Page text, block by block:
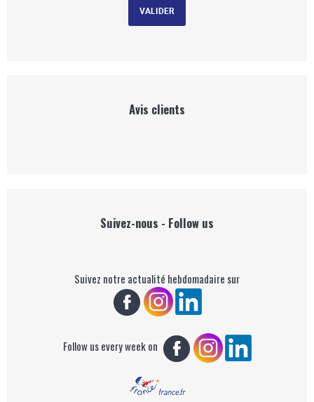
Avis clients
Suivez-nous - Follow us
Suivez notre actualité hebdomadaire sur
Follow us every week on